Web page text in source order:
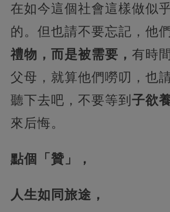
在如今這個社會這樣做似
的。但也請不要忘記，他們
禮物，而是被需要， 有時
父母，就算他們嘮叨，也
聽下去吧，不要等到 子欲
來后悔。
點個「贊」，
人生如同旅途，